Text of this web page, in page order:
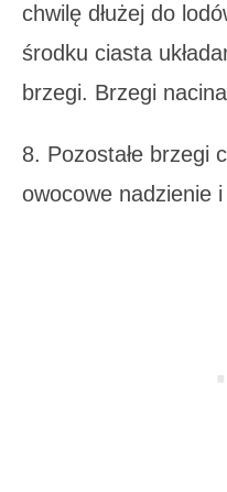
chwilę dłużej do
środku ciasta
brzegi. Brzegi
8. Pozostałe brzegi
owocowe nadzienie